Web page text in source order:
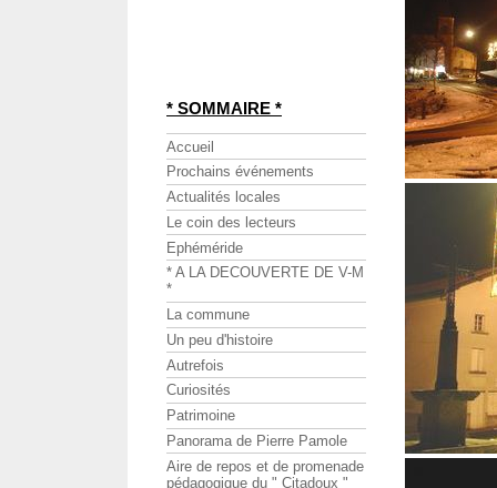
* SOMMAIRE *
Accueil
Prochains événements
Actualités locales
Le coin des lecteurs
Ephéméride
* A LA DECOUVERTE DE V-M
*
La commune
Un peu d'histoire
Autrefois
Curiosités
Patrimoine
Panorama de Pierre Pamole
Aire de repos et de promenade
pédagogique du " Citadoux "